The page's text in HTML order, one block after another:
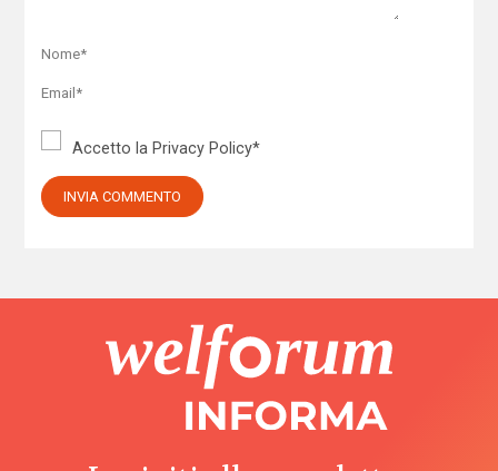
Accetto la Privacy Policy*